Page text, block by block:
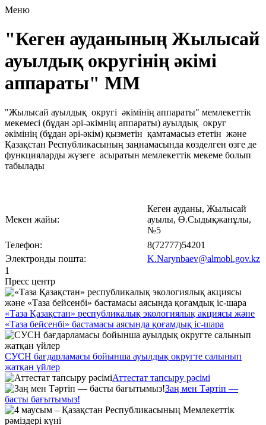
Меню
"Кеген ауданының Жылысай
ауылдық округінің әкімі
аппараты" ММ
"Жылысай ауылдық округі әкімінің аппараты" мемлекеттік
мекемесі (бұдан әрі-әкімнің аппараты) ауылдық округ
әкімінің (бұдан әрі-әкім) қызметін қамтамасыз ететін және
Қазақстан Республикасының заңнамасында көзделген өзге де
функцияларды жүзеге асыратын мемлекеттік мекеме болып
табылады
Мекен жайы:
Кеген ауданы, Жылысай
ауылы, Ө.Сыдықжанұлы,
№5
Телефон:
8(72777)54201
Электронды пошта:
K.Narynbaev@almobl.gov.kz
1
Пресс центр
«Таза Қазақстан» республикалық экологиялық акциясы және
«Таза бейсенбі» бастамасы аясында қоғамдық іс-шара
СУСН бағдарламасы бойынша ауылдық округте салынып
жатқан үйлер
Аттестат тапсыру рәсімі
Заң мен Тәртіп —
басты бағытымыз!